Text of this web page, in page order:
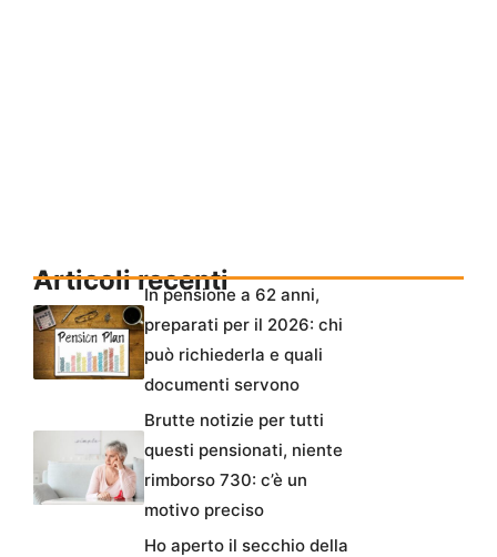
Articoli recentiIn pensione a 62 anni,
preparati per il 2026: chi
può richiederla e quali
documenti servono
Brutte notizie per tutti
questi pensionati, niente
rimborso 730: c’è un
motivo preciso
Ho aperto il secchio della